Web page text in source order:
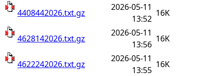
4408442026.txt.gz
2026-05-11
13:52
16K
4628142026.txt.gz
2026-05-11
13:56
16K
4622242026.txt.gz
2026-05-11
13:55
16K